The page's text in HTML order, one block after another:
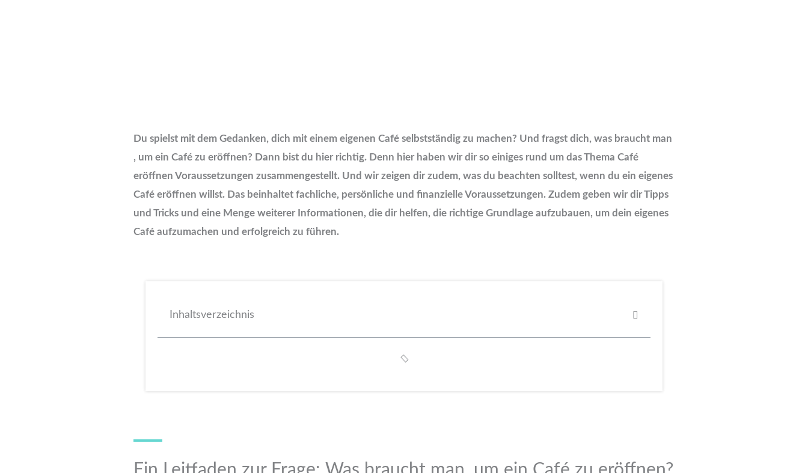
Du spielst mit dem Gedanken, dich mit einem eigenen Café selbstständig zu machen? Und fragst dich, was braucht man
, um ein Café zu eröffnen? Dann bist du hier richtig. Denn hier haben wir dir so einiges rund um das Thema Café
eröffnen Voraussetzungen zusammengestellt. Und wir zeigen dir zudem, was du beachten solltest, wenn du ein eigenes
Café eröffnen willst. Das beinhaltet fachliche, persönliche und finanzielle Voraussetzungen. Zudem geben wir dir Tipps
und Tricks und eine Menge weiterer Informationen, die dir helfen, die richtige Grundlage aufzubauen, um dein eigenes
Café aufzumachen und erfolgreich zu führen.
Inhaltsverzeichnis